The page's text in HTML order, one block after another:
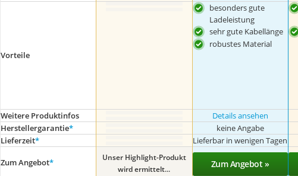
Vorteile
besonders gute
Ladeleistung
sehr gute Kabellänge
robustes Material
Weitere Produktinfos
Details ansehen
Herstellergarantie* keine Angabe
Lieferzeit* Lieferbar in wenigen Tagen
Zum Angebot*
Unser Highlight-Produkt
wird ermittelt...
Zum Angebot »